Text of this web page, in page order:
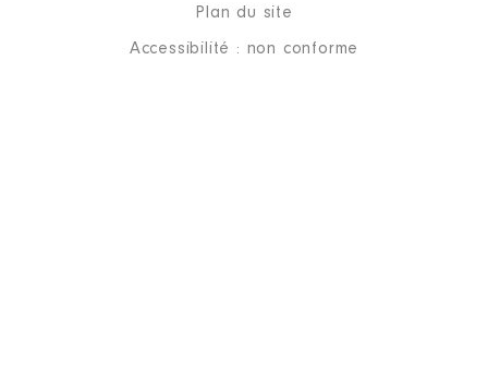
Plan du site
Accessibilité : non conforme